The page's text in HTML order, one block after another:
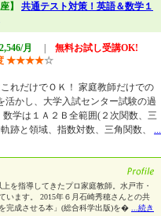
】 共通テスト対策！英語＆数学１
月
無料お試し受講OK!
★★★★☆
れだけでＯＫ！ 家庭教師だけでの
活かし、大学入試センター試験の過
学は１Ａ２Ｂ全範囲(２次関数、三
跡と領域、指数対数、三角関数、 ...
を指導してきたプロ家庭教師。水戸市・
います。 2015年６月石崎秀穂さんとの共
完成させる本」(総合科学出版)を�
...続き